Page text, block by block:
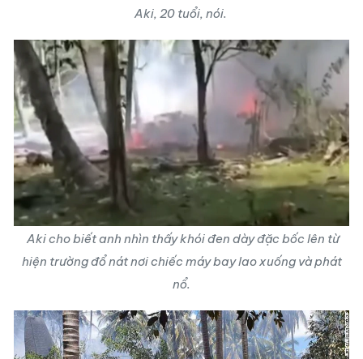
Aki, 20 tuổi, nói.
Aki cho biết anh nhìn thấy khói đen dày đặc bốc lên từ
hiện trường đổ nát nơi chiếc máy bay lao xuống và phát
nổ.